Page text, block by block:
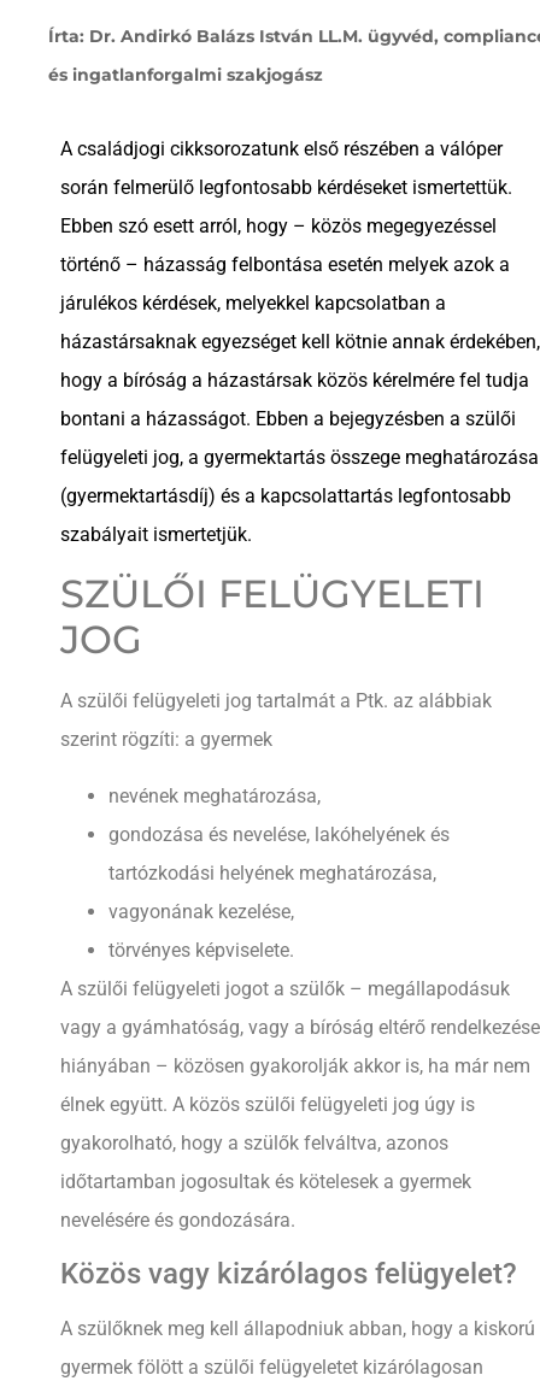
Írta: Dr. Andirkó Balázs István LL.M. ügyvéd,
és ingatlanforgalmi szakjogász
A családjogi cikksorozatunk első részében a válóper
során felmerülő legfontosabb kérdéseket ismertettük.
Ebben szó esett arról, hogy – közös megegyezéssel
történő – házasság felbontása esetén melyek azok a
járulékos kérdések, melyekkel kapcsolatban a
házastársaknak egyezséget kell kötnie annak érdekében,
hogy a bíróság a házastársak közös kérelmére fel tudja
bontani a házasságot. Ebben a bejegyzésben a szülői
felügyeleti jog, a gyermektartás összege meghatározása
(gyermektartásdíj) és a kapcsolattartás legfontosabb
szabályait ismertetjük.
SZÜLŐI FELÜGYELETI
JOG
A szülői felügyeleti jog tartalmát a Ptk. az alábbiak
szerint rögzíti: a gyermek
nevének meghatározása,
gondozása és nevelése, lakóhelyének és
tartózkodási helyének meghatározása,
vagyonának kezelése,
törvényes képviselete.
A szülői felügyeleti jogot a szülők – megállapodásuk
vagy a gyámhatóság, vagy a bíróság eltérő rendelkezése
hiányában – közösen gyakorolják akkor is, ha már nem
élnek együtt. A közös szülői felügyeleti jog úgy is
gyakorolható, hogy a szülők felváltva, azonos
időtartamban jogosultak és kötelesek a gyermek
nevelésére és gondozására.
Közös vagy kizárólagos felügyelet?
A szülőknek meg kell állapodniuk abban, hogy a kiskorú
gyermek fölött a szülői felügyeletet kizárólagosan